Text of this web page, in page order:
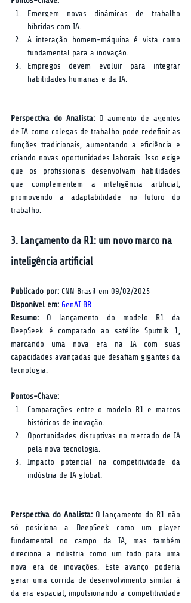
Emergem novas dinâmicas de trabalho
híbridas com IA.
A interação homem-máquina é vista como
fundamental para a inovação.
Empregos devem evoluir para integrar
habilidades humanas e da IA.
Perspectiva do Analista: O aumento de agentes
de IA como colegas de trabalho pode redefinir as
funções tradicionais, aumentando a eficiência e
criando novas oportunidades laborais. Isso exige
que os profissionais desenvolvam habilidades
que complementem a inteligência artificial,
promovendo a adaptabilidade no futuro do
trabalho.
3. Lançamento da R1: um novo marco na
inteligência artificial
Publicado por: CNN Brasil em 09/02/2025
Disponível em: GenAI BR
Resumo: O lançamento do modelo R1 da
DeepSeek é comparado ao satélite Sputnik 1,
marcando uma nova era na IA com suas
capacidades avançadas que desafiam gigantes da
tecnologia.
Pontos-Chave:
Comparações entre o modelo R1 e marcos
históricos de inovação.
Oportunidades disruptivas no mercado de IA
pela nova tecnologia.
Impacto potencial na competitividade da
indústria de IA global.
Perspectiva do Analista: O lançamento do R1 não
só posiciona a DeepSeek como um player
fundamental no campo da IA, mas também
direciona a indústria como um todo para uma
nova era de inovações. Este avanço poderia
gerar uma corrida de desenvolvimento similar à
da era espacial, impulsionando a competitividade